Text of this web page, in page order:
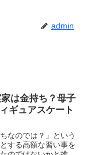
admin
は金持ち？母子
ギュアスケート
なのでは？」という
する高額な習い事を